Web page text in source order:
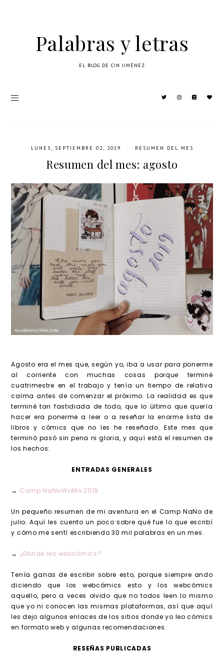
Palabras y letras
EL BLOG DE CIN JIMÉNEZ
LUNES, SEPTIEMBRE 02, 2019 RESUMEN DEL MES
Resumen del mes: agosto
Agosto era el mes que, según yo, iba a usar para ponerme
al corriente con muchas cosas porque terminé
cuatrimestre en el trabajo y tenía un tiempo de relativa
calma antes de comenzar el próximo. La realidad es que
terminé tan fastidiada de todo, que lo último que quería
hacer era ponerme a leer o a reseñar la enorme lista de
libros y cómics que no les he reseñado. Este mes que
terminó pasó sin pena ni gloria, y aquí está el resumen de
los hechos:
ENTRADAS GENERALES
→ Camp NaNoWriMo 2019
Un pequeño resumen de mi aventura en el Camp NaNo de
julio. Aquí les cuento un poco sobre qué fue lo que escribí
y cómo me sentí escribiendo 30 mil palabras en un mes.
→ ¿Dónde leo webcómics?
Tenía ganas de escribir sobre esto, porque siempre ando
diciendo que los webcómics esto y los webcómics
aquello, pero a veces olvido que no todos leen lo mismo
que yo ni conocen las mismas plataformas, así que aquí
les dejo algunos enlaces de los sitios donde yo leo cómics
en formato web y algunas recomendaciones.
RESEÑAS PUBLICADAS